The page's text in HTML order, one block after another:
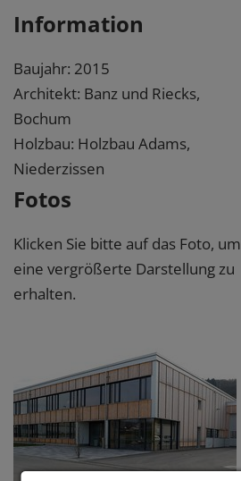
Information
Baujahr: 2015
Architekt: Banz und Riecks,
Bochum
Holzbau: Holzbau Adams,
Niederzissen
Fotos
Klicken Sie bitte auf das Foto, um
eine vergrößerte Darstellung zu
erhalten.